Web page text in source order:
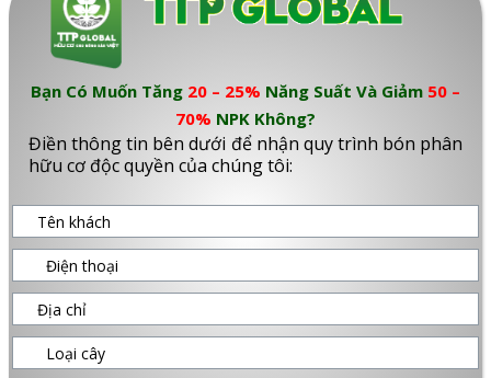
nông sản;
thành
lượng dễ
yếu cần
cây;
– Phù
hợp với
sản xuất
Bạn Có Muốn Tăng 20 – 25% Năng Suất Và Giảm 50 –
70% NPK Không?
Điền thông tin bên dưới để nhận quy trình bón phân
hữu cơ độc quyền của chúng tôi: